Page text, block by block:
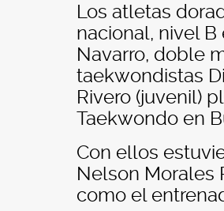
Los atletas
nacional, nivel
Navarro, doble
taekwondistas
Rivero (juvenil)
Taekwondo en
Con ellos
Nelson Morales
como el